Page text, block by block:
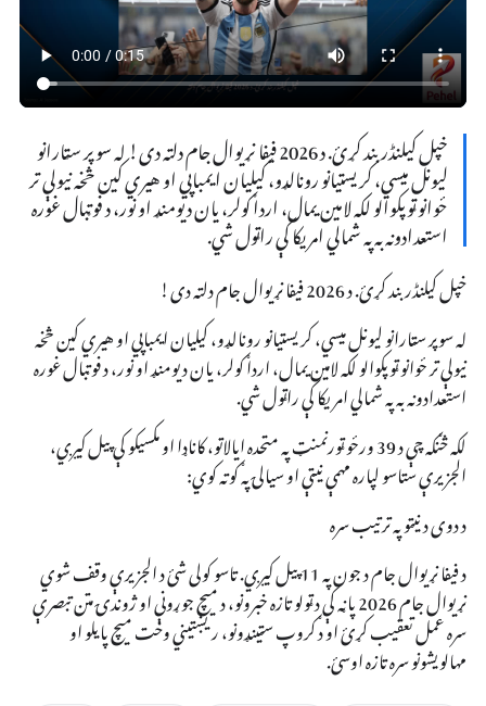
خپل کیلنڈر بند کړئ. د 2026 فیفا نړیوال جام دلته دی! له سوپر سټارانو
لیونل میسي، کریستیانو رونالډو، کیلیان ایمباپي او هیري کین څخه نیولې تر
ځوانو ټوپکوالو لکه لامین یمال، اردا ګولر، یان دیومنډ او نور، د فوټبال غوره
استعدادونه به په شمالي امریکا کې راټول شي.
خپل کیلنڈر بند کړئ. د 2026 فیفا نړیوال جام دلته دی!
له سوپر سټارانو لیونل میسي، کریستیانو رونالډو، کیلیان ایمباپي او هیري کین څخه
نیولې تر ځوانو ټوپکوالو لکه لامین یمال، اردا ګولر، یان دیومنډ او نور، د فوټبال غوره
استعدادونه به په شمالي امریکا کې راټول شي.
لکه څنګه چې د 39 ورځو ټورنمنټ په متحده ایالاتو، کاناډا او مکسیکو کې پیل کیږي،
الجزیرې ستاسو لپاره مهمې نیټې او سیالۍ په ګوته کوي:
د دوی د نیټو په ترتیب سره
د فیفا نړیوال جام د جون په 11 پیل کیږي. تاسو کولی شئ د الجزیرې وقف شوي
نړیوال جام 2026 پاڼه کې د ټولو تازه خبرونو، د میچ جوړونې او ژوندۍ متن تبصرې
سره عمل تعقیب کړئ او د ګروپ سټینډونو، ریښتیني وخت میچ پایلو او
مهالویشونو سره تازه اوسئ.